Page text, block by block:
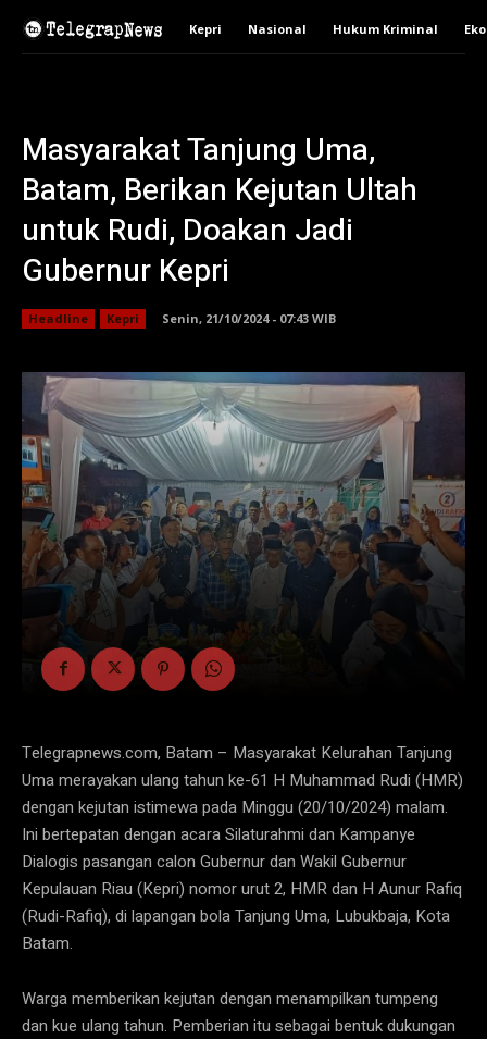
Kepri Nasional Hukum Kriminal
Masyarakat Tanjung Uma,
Batam, Berikan Kejutan Ultah
untuk Rudi, Doakan Jadi
Gubernur Kepri
Headline Kepri Senin, 21/10/2024 - 07:43 WIB
Telegrapnews.com, Batam – Masyarakat Kelurahan Tanjung
Uma merayakan ulang tahun ke-61 H Muhammad Rudi (HMR)
dengan kejutan istimewa pada Minggu (20/10/2024) malam.
Ini bertepatan dengan acara Silaturahmi dan Kampanye
Dialogis pasangan calon Gubernur dan Wakil Gubernur
Kepulauan Riau (Kepri) nomor urut 2, HMR dan H Aunur Rafiq
(Rudi-Rafiq), di lapangan bola Tanjung Uma, Lubukbaja, Kota
Batam.
Warga memberikan kejutan dengan menampilkan tumpeng
dan kue ulang tahun. Pemberian itu sebagai bentuk dukungan